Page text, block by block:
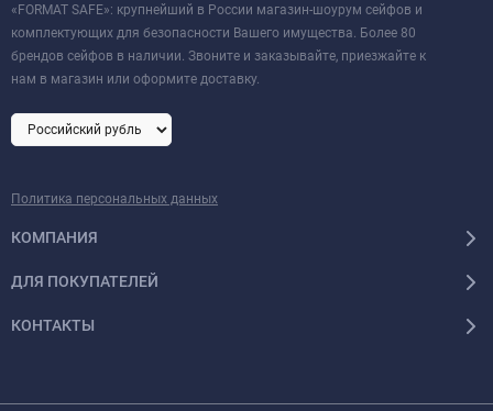
«FORMAT SAFE»: крупнейший в России магазин-шоурум сейфов и
комплектующих для безопасности Вашего имущества. Более 80
брендов сейфов в наличии. Звоните и заказывайте, приезжайте к
нам в магазин или оформите доставку.
Политика персональных данных
КОМПАНИЯ
ДЛЯ ПОКУПАТЕЛЕЙ
КОНТАКТЫ